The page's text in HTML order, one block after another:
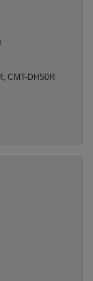
CMT-DH50R